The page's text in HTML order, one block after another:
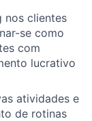
nos clientes
se como
com
lucrativo
atividades e
de rotinas